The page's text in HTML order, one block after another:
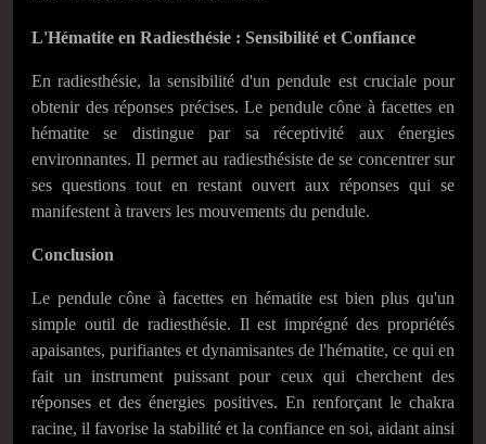
L'Hématite en Radiesthésie : Sensibilité et Confiance
En radiesthésie, la sensibilité d'un pendule est cruciale pour
obtenir des réponses précises. Le pendule cône à facettes en
hématite se distingue par sa réceptivité aux énergies
environnantes. Il permet au radiesthésiste de se concentrer sur
ses questions tout en restant ouvert aux réponses qui se
manifestent à travers les mouvements du pendule.
Conclusion
Le pendule cône à facettes en hématite est bien plus qu'un
simple outil de radiesthésie. Il est imprégné des propriétés
apaisantes, purifiantes et dynamisantes de l'hématite, ce qui en
fait un instrument puissant pour ceux qui cherchent des
réponses et des énergies positives. En renforçant le chakra
racine, il favorise la stabilité et la confiance en soi, aidant ainsi